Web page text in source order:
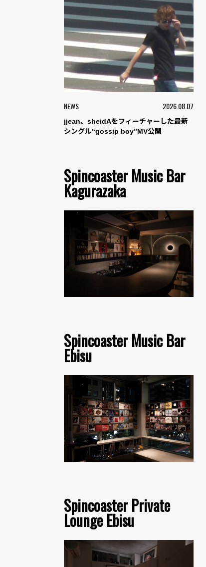
NEWS 2026.08.07
jjean、sheidAをフィーチャーした最新
シングル“gossip boy”MV公開
Spincoaster Music Bar
Kagurazaka
Spincoaster Music Bar
Ebisu
Spincoaster Private
Lounge Ebisu